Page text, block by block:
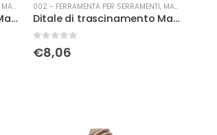
MANIGLIERIA
Ditale di trascinamento Mariva art.61 bz
002 - FERRAMENTA PER SERRAMENTI, MANIGLIERIA
Ditale di trascinamento Mariva Q art.61 cs
Su 5
€8,06